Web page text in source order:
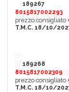
189267
8015817002293
prezzo consigliato
T.M.C. 18/10/
189268
8015817002309
prezzo consigliato
T.M.C. 18/10/